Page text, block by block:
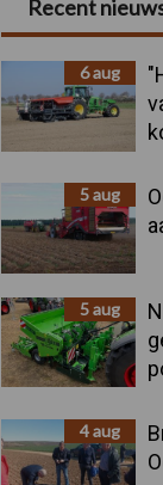
Primaire
Sidebar
Recent
6 aug
5 aug
5 aug
4 aug